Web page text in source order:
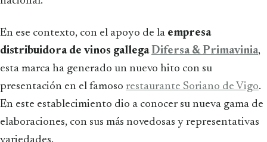
En ese contexto, con el apoyo de la empresa
distribuidora de vinos gallegaDifersa & Primavinia,
esta marca ha generado un nuevo hito con su
presentación en el famoso restaurante Soriano de Vigo.
En este establecimiento dio a conocer su nueva gama de
elaboraciones, con sus más novedosas y representativas
variedades.